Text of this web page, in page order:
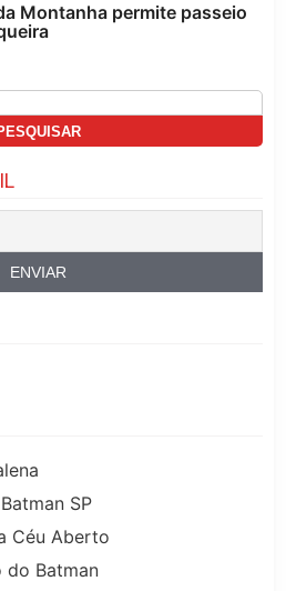
Montanha permite passeio
SP
Céu Aberto
do Batman